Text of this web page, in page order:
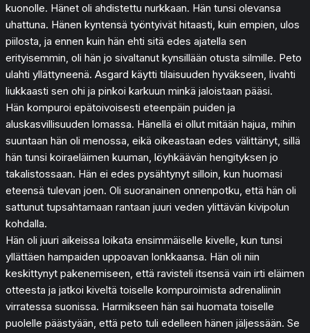
kuonolle. Hänet oli ahdistettu nurkkaan. Hän tunsi olevansa
uhattuna. Hänen kyntensä työntyivät hitaasti, kuin empien, ulos
piilosta, ja ennen kuin hän ehti sitä edes ajatella sen
erityisemmin, oli hän jo sivaltanut kynsillään otusta silmille. Peto
ulahti yllättyneenä. Asgard käytti tilaisuuden hyväkseen, livahti
liukkaasti sen ohi ja pinkoi karkuun minkä jaloistaan pääsi.
Hän kompuroi epätoivoisesti eteenpäin puiden ja
aluskasvillisuuden lomassa. Hänellä ei ollut mitään hajua, mihin
suuntaan hän oli menossa, eikä oikeastaan edes välittänyt, sillä
hän tunsi koiraeläimen kuuman, löyhkäävän hengityksen jo
takalistossaan. Hän ei edes pysähtynyt silloin, kun huomasi
eteensä tulevan joen. Oli suoranainen onnenpotku, että hän oli
sattunut tupsahtamaan rantaan juuri veden ylittävän kivipolun
kohdalla.
Hän oli juuri aikeissa loikata ensimmäiselle kivelle, kun tunsi
yllättäen hampaiden uppoavan lonkkaansa. Hän oli niin
keskittynyt pakenemiseen, että ravisteli itsensä vain irti eläimen
otteesta ja jatkoi kiveltä toiselle kompuroimista adrenaliinin
virratessa suonissa. Harmikseen hän sai huomata toiselle
puolelle päästyään, että peto tuli edelleen hänen jäljessään. Se